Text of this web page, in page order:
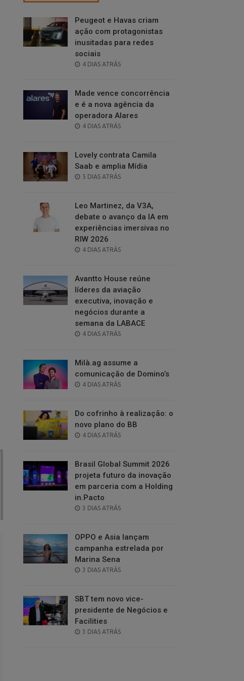
Peugeot e Havas criam
ação com protagonistas
inusitadas para redes
sociais
POSTED
4 DIAS ATRÁS
Made vence concorrência
e é a nova agência da
operadora Alares
POSTED
4 DIAS ATRÁS
Lovely contrata Camila
Saab e amplia Mídia
POSTED
5 DIAS ATRÁS
Leo Martinez, da V3A,
debate o avanço da IA em
experiências imersivas no
RIW 2026
POSTED
4 DIAS ATRÁS
Avantto House reúne
líderes da aviação
executiva, inovação e
negócios durante a
semana da LABACE
POSTED
4 DIAS ATRÁS
Milà.ag assume a
comunicação de Domino’s
POSTED
4 DIAS ATRÁS
Do cofrinho à realização: o
novo plano do BB
POSTED
4 DIAS ATRÁS
Brasil Global Summit 2026
projeta futuro da inovação
em parceria com a Holding
in.Pacto
POSTED
3 DIAS ATRÁS
OPPO e Asia lançam
campanha estrelada por
Marina Sena
POSTED
3 DIAS ATRÁS
SBT tem novo vice-
presidente de Negócios e
Facilities
POSTED
3 DIAS ATRÁS